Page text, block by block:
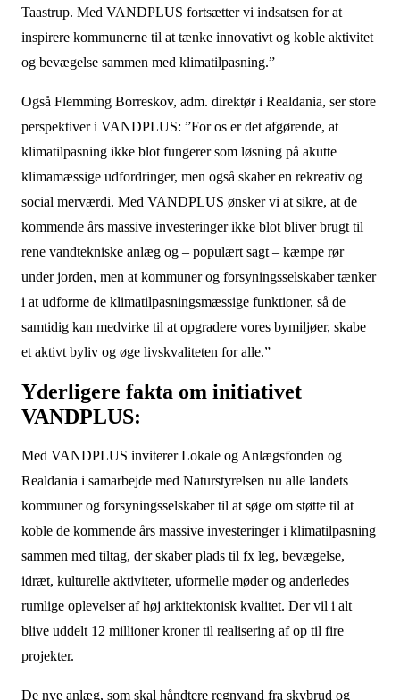
Taastrup. Med VANDPLUS fortsætter vi indsatsen for at
inspirere kommunerne til at tænke innovativt og koble aktivitet
og bevægelse sammen med klimatilpasning.”
Også Flemming Borreskov, adm. direktør i Realdania, ser store
perspektiver i VANDPLUS: ”For os er det afgørende, at
klimatilpasning ikke blot fungerer som løsning på akutte
klimamæssige udfordringer, men også skaber en rekreativ og
social merværdi. Med VANDPLUS ønsker vi at sikre, at de
kommende års massive investeringer ikke blot bliver brugt til
rene vandtekniske anlæg og – populært sagt – kæmpe rør
under jorden, men at kommuner og forsyningsselskaber tænker
i at udforme de klimatilpasningsmæssige funktioner, så de
samtidig kan medvirke til at opgradere vores bymiljøer, skabe
et aktivt byliv og øge livskvaliteten for alle.”
Yderligere fakta om initiativet
VANDPLUS:
Med VANDPLUS inviterer Lokale og Anlægsfonden og
Realdania i samarbejde med Naturstyrelsen nu alle landets
kommuner og forsyningsselskaber til at søge om støtte til at
koble de kommende års massive investeringer i klimatilpasning
sammen med tiltag, der skaber plads til fx leg, bevægelse,
idræt, kulturelle aktiviteter, uformelle møder og anderledes
rumlige oplevelser af høj arkitektonisk kvalitet. Der vil i alt
blive uddelt 12 millioner kroner til realisering af op til fire
projekter.
De nye anlæg, som skal håndtere regnvand fra skybrud og